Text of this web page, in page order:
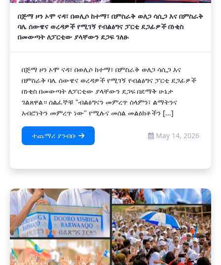
በጅማ ዞን ኦሞ ናዳ፣ በወሊሶ ከተማ፣ በምስራቅ ወለጋ ሳሲጋ እና በምስራቅ
ባሌ ሰውዌና ወረዳዎች የሚገኝ የብልፅግና ፓርቲ ደጋፊዎች በነቂስ
በመውጣት ለፓርቲው ያላቸውን ደጋፍ ገለፁ
በጅማ ዞን ኦሞ ናዳ፣ በወሊሶ ከተማ፣ በምስራቅ ወለጋ ሳሲጋ እና
በምስራቅ ባሌ ሰውዌና ወረዳዎች የሚገኝ የብልፅግና ፓርቲ ደጋፊዎች
በነቂስ በመውጣት ለፓርቲው ያላቸውን ደጋፍ በደማቅ ሁኔታ
ገልጸዋል። ሰልፈኞቹ "ብልፅግናን መምረጥ ሰላምን፣ ልማትንና
አብሮነትን መምረጥ ነው" የሚሉና መሰል መልዕክቶችን [...]
ተጨማሪ ያንብቡ May 14, 2026